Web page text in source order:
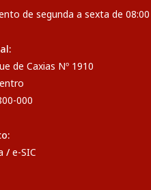
de segunda a sexta de 08:00
de Caxias Nº 1910
000
/ e-SIC